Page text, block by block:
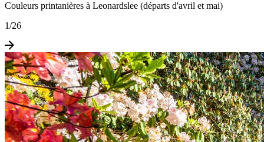
Couleurs printanières à Leonardslee (départs d'avril et mai)
1/26